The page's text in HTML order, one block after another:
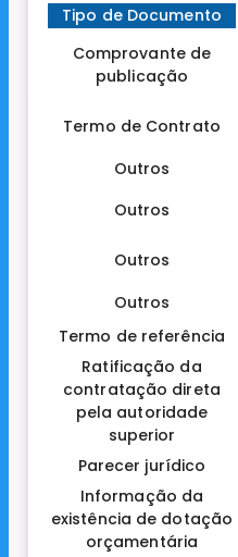
Tipo de Documento
Comprovante de
publicação
Termo de Contrato
Outros
Outros
Outros
Outros
Termo de referência
Ratificação da
contratação direta
pela autoridade
superior
Parecer jurídico
Informação da
existência de dotação
orçamentária